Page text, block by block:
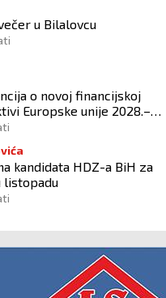
u Bilalovcu
o novoj financijskoj
Europske unije 2028.–
kandidata HDZ-a BiH za
listopadu